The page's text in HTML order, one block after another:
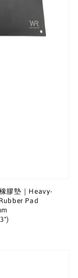
膠墊｜Heavy-
Pad